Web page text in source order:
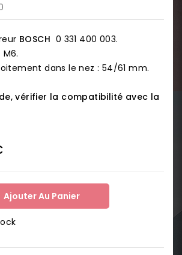
BOSCH 0 331 400 003.
dans le nez : 54/61 mm.
vérifier la compatibilité avec la
Ajouter Au Panier